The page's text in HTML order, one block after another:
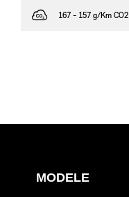
167 - 157 g/Km CO2
MODELE